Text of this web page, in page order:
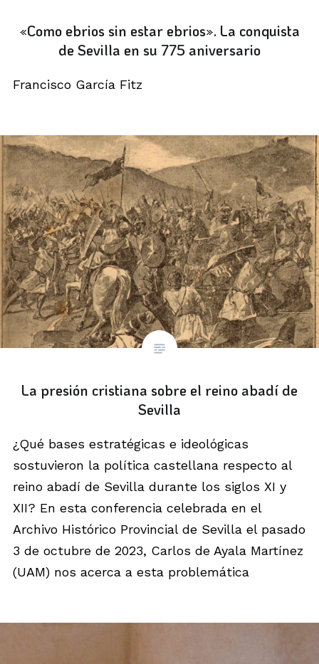
«Como ebrios sin estar ebrios». La conquista
de Sevilla en su 775 aniversario
Francisco García Fitz
La presión cristiana sobre el reino abadí de
Sevilla
¿Qué bases estratégicas e ideológicas
sostuvieron la política castellana respecto al
reino abadí de Sevilla durante los siglos XI y
XII? En esta conferencia celebrada en el
Archivo Histórico Provincial de Sevilla el pasado
3 de octubre de 2023, Carlos de Ayala Martínez
(UAM) nos acerca a esta problemática